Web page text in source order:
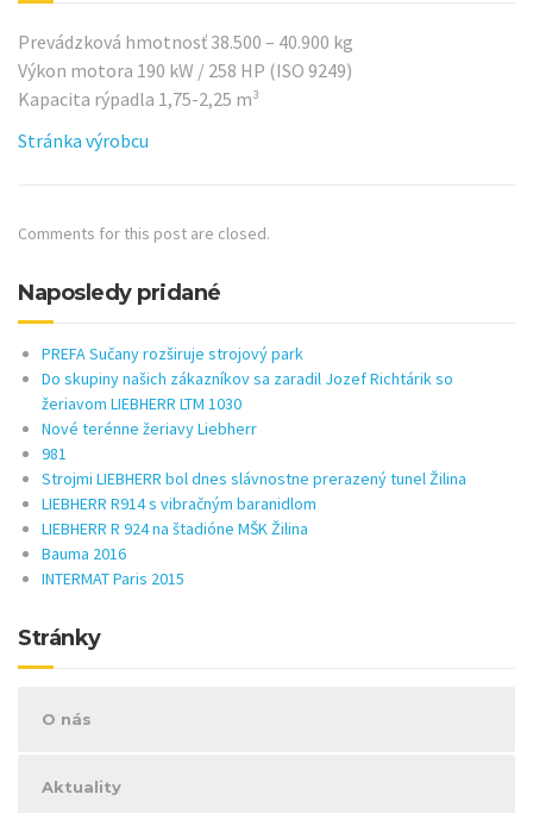
Prevádzková hmotnosť 38.500 – 40.900 kg
Výkon motora 190 kW / 258 HP (ISO 9249)
Kapacita rýpadla 1,75-2,25 m³
Stránka výrobcu
Comments for this post are closed.
Naposledy pridané
PREFA Sučany rozširuje strojový park
Do skupiny našich zákazníkov sa zaradil Jozef Richtárik so
žeriavom LIEBHERR LTM 1030
Nové terénne žeriavy Liebherr
981
Strojmi LIEBHERR bol dnes slávnostne prerazený tunel Žilina
LIEBHERR R914 s vibračným baranidlom
LIEBHERR R 924 na štadióne MŠK Žilina
Bauma 2016
INTERMAT Paris 2015
Stránky
O nás
Aktuality